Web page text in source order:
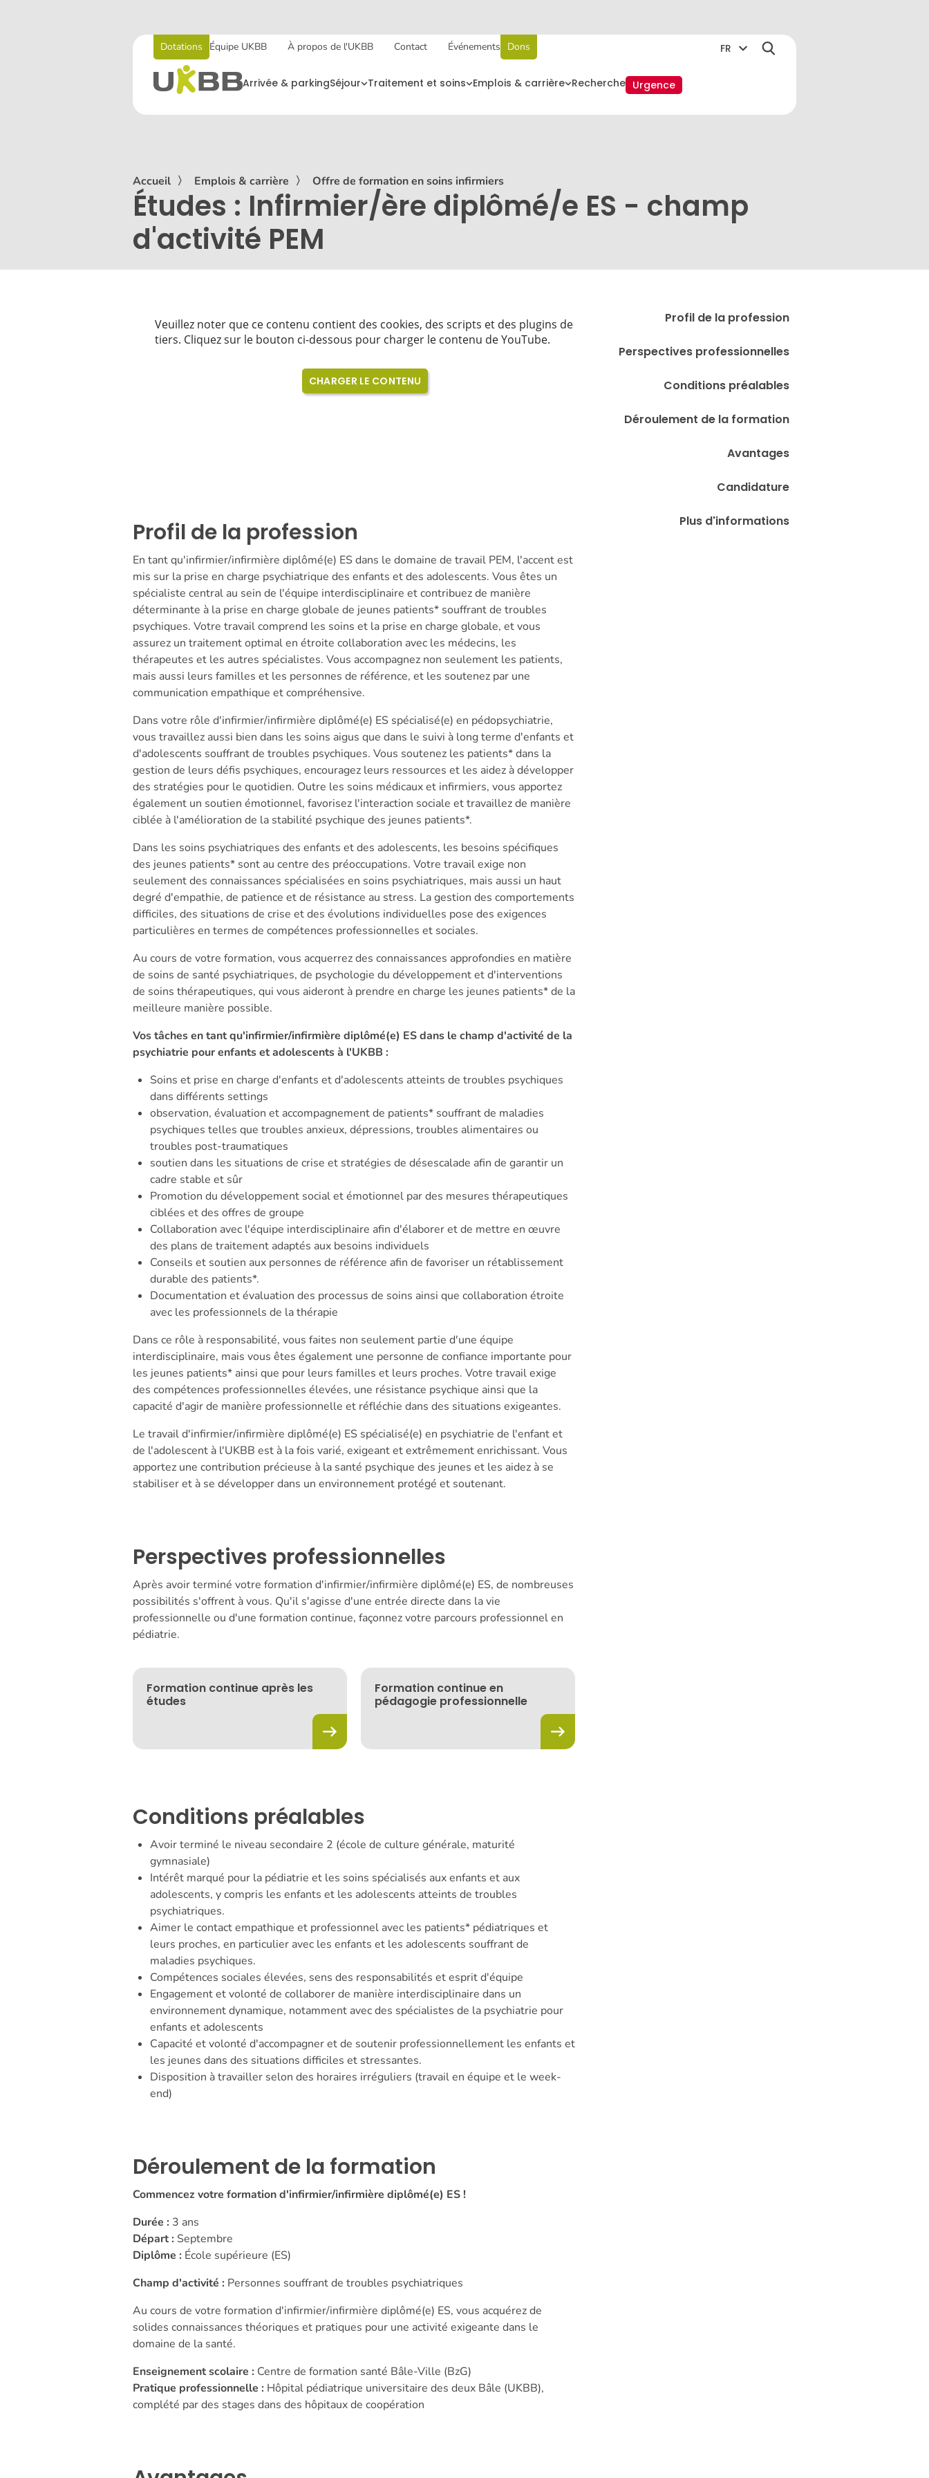
Dotations Équipe UKBB À propos de l'UKBB Contact Événements Dons FR
Arrivée & parkingSéjour Traitement et soins Emplois & carrière Recherche Urgence
Accueil 〉 Emplois & carrière 〉 Offre de formation en soins infirmiers
Études : Infirmier/ère diplômé/e ES - champ
d'activité PEM
Profil de la profession
En tant qu'infirmier/infirmière diplômé(e) ES dans le domaine de travail PEM, l'accent est
mis sur la prise en charge psychiatrique des enfants et des adolescents. Vous êtes un
spécialiste central au sein de l'équipe interdisciplinaire et contribuez de manière
déterminante à la prise en charge globale de jeunes patients* souffrant de troubles
psychiques. Votre travail comprend les soins et la prise en charge globale, et vous
assurez un traitement optimal en étroite collaboration avec les médecins, les
thérapeutes et les autres spécialistes. Vous accompagnez non seulement les patients,
mais aussi leurs familles et les personnes de référence, et les soutenez par une
communication empathique et compréhensive.
Dans votre rôle d'infirmier/infirmière diplômé(e) ES spécialisé(e) en pédopsychiatrie,
vous travaillez aussi bien dans les soins aigus que dans le suivi à long terme d'enfants et
d'adolescents souffrant de troubles psychiques. Vous soutenez les patients* dans la
gestion de leurs défis psychiques, encouragez leurs ressources et les aidez à développer
des stratégies pour le quotidien. Outre les soins médicaux et infirmiers, vous apportez
également un soutien émotionnel, favorisez l'interaction sociale et travaillez de manière
ciblée à l'amélioration de la stabilité psychique des jeunes patients*.
Dans les soins psychiatriques des enfants et des adolescents, les besoins spécifiques
des jeunes patients* sont au centre des préoccupations. Votre travail exige non
seulement des connaissances spécialisées en soins psychiatriques, mais aussi un haut
degré d'empathie, de patience et de résistance au stress. La gestion des comportements
difficiles, des situations de crise et des évolutions individuelles pose des exigences
particulières en termes de compétences professionnelles et sociales.
Au cours de votre formation, vous acquerrez des connaissances approfondies en matière
de soins de santé psychiatriques, de psychologie du développement et d'interventions
de soins thérapeutiques, qui vous aideront à prendre en charge les jeunes patients* de la
meilleure manière possible.
Vos tâches en tant qu'infirmier/infirmière diplômé(e) ES dans le champ d'activité de la
psychiatrie pour enfants et adolescents à l'UKBB :
Soins et prise en charge d'enfants et d'adolescents atteints de troubles psychiques
dans différents settings
observation, évaluation et accompagnement de patients* souffrant de maladies
psychiques telles que troubles anxieux, dépressions, troubles alimentaires ou
troubles post-traumatiques
soutien dans les situations de crise et stratégies de désescalade afin de garantir un
cadre stable et sûr
Promotion du développement social et émotionnel par des mesures thérapeutiques
ciblées et des offres de groupe
Collaboration avec l'équipe interdisciplinaire afin d'élaborer et de mettre en œuvre
des plans de traitement adaptés aux besoins individuels
Conseils et soutien aux personnes de référence afin de favoriser un rétablissement
durable des patients*.
Documentation et évaluation des processus de soins ainsi que collaboration étroite
avec les professionnels de la thérapie
Dans ce rôle à responsabilité, vous faites non seulement partie d'une équipe
interdisciplinaire, mais vous êtes également une personne de confiance importante pour
les jeunes patients* ainsi que pour leurs familles et leurs proches. Votre travail exige
des compétences professionnelles élevées, une résistance psychique ainsi que la
capacité d'agir de manière professionnelle et réfléchie dans des situations exigeantes.
Le travail d'infirmier/infirmière diplômé(e) ES spécialisé(e) en psychiatrie de l'enfant et
de l'adolescent à l'UKBB est à la fois varié, exigeant et extrêmement enrichissant. Vous
apportez une contribution précieuse à la santé psychique des jeunes et les aidez à se
stabiliser et à se développer dans un environnement protégé et soutenant.
Perspectives professionnelles
Après avoir terminé votre formation d'infirmier/infirmière diplômé(e) ES, de nombreuses
possibilités s'offrent à vous. Qu'il s'agisse d'une entrée directe dans la vie
professionnelle ou d'une formation continue, façonnez votre parcours professionnel en
pédiatrie.
Formation continue après les
études
Formation continue en
pédagogie professionnelle
Conditions préalables
Avoir terminé le niveau secondaire 2 (école de culture générale, maturité
gymnasiale)
Intérêt marqué pour la pédiatrie et les soins spécialisés aux enfants et aux
adolescents, y compris les enfants et les adolescents atteints de troubles
psychiatriques.
Aimer le contact empathique et professionnel avec les patients* pédiatriques et
leurs proches, en particulier avec les enfants et les adolescents souffrant de
maladies psychiques.
Compétences sociales élevées, sens des responsabilités et esprit d'équipe
Engagement et volonté de collaborer de manière interdisciplinaire dans un
environnement dynamique, notamment avec des spécialistes de la psychiatrie pour
enfants et adolescents
Capacité et volonté d'accompagner et de soutenir professionnellement les enfants et
les jeunes dans des situations difficiles et stressantes.
Disposition à travailler selon des horaires irréguliers (travail en équipe et le week-
end)
Déroulement de la formation
Commencez votre formation d'infirmier/infirmière diplômé(e) ES !
Durée : 3 ans
Départ : Septembre
Diplôme : École supérieure (ES)
Champ d'activité : Personnes souffrant de troubles psychiatriques
Au cours de votre formation d'infirmier/infirmière diplômé(e) ES, vous acquérez de
solides connaissances théoriques et pratiques pour une activité exigeante dans le
domaine de la santé.
Enseignement scolaire : Centre de formation santé Bâle-Ville (BzG)
Pratique professionnelle : Hôpital pédiatrique universitaire des deux Bâle (UKBB),
complété par des stages dans des hôpitaux de coopération
Profil de la profession
Perspectives professionnelles
Conditions préalables
Déroulement de la formation
Avantages
Candidature
Plus d'informations